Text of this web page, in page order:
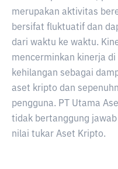
merupakan aktivitas
bersifat fluktuatif dan
dari waktu ke waktu.
mencerminkan kinerja
kehilangan sebagai
aset kripto dan
pengguna. PT Utama
tidak bertanggung
nilai tukar Aset Kripto.